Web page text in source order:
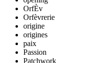
OrfÈv
Orfèvrerie
origine
origines
paix
Passion
Patchwork